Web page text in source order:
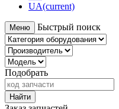
UA(current)
Меню Быстрый поиск
Подобрать
Найти